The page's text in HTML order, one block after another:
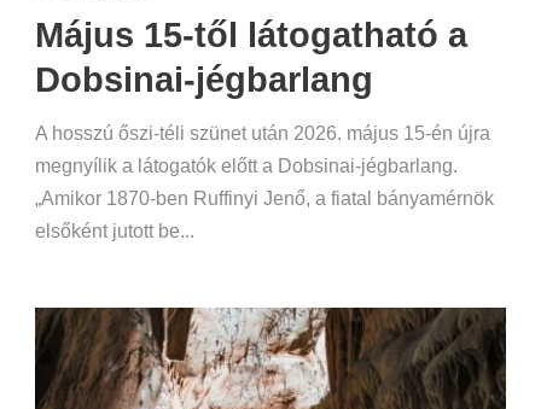
Május 15-től látogatható a
Dobsinai-jégbarlang
A hosszú őszi-téli szünet után 2026. május 15-én újra
megnyílik a látogatók előtt a Dobsinai-jégbarlang.
„Amikor 1870-ben Ruffinyi Jenő, a fiatal bányamérnök
elsőként jutott be...